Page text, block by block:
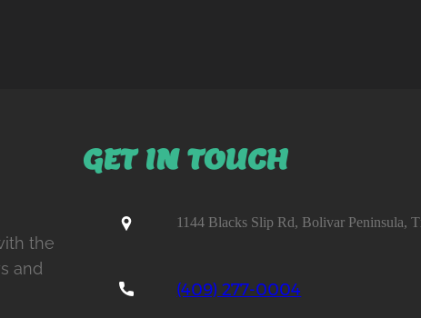
the
and
GET IN TOUCH
1144 Blacks Slip Rd, Bolivar Peninsula,
(409) 277-0004